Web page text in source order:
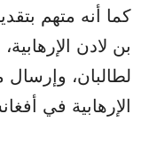
كما أنه متهم
بن لادن
لطالبان،
الإرهابية في